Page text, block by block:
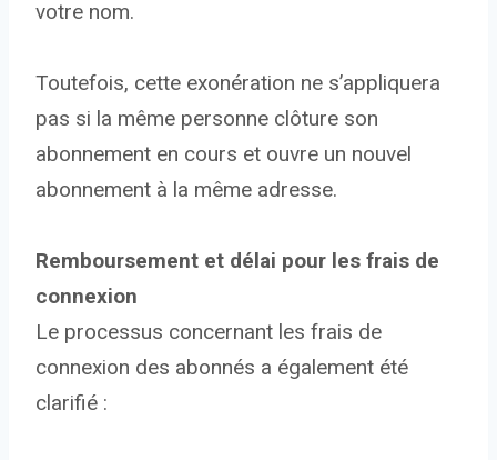
votre nom.
Toutefois, cette exonération ne s’appliquera
pas si la même personne clôture son
abonnement en cours et ouvre un nouvel
abonnement à la même adresse.
Remboursement et délai pour les frais de
connexion
Le processus concernant les frais de
connexion des abonnés a également été
clarifié :